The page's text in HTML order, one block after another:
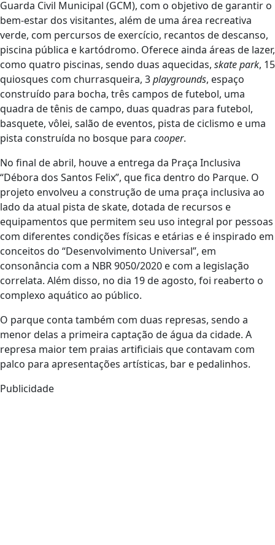
Guarda Civil Municipal (GCM), com o objetivo de garantir o
bem-estar dos visitantes, além de uma área recreativa
verde, com percursos de exercício, recantos de descanso,
piscina pública e kartódromo. Oferece ainda áreas de lazer,
como quatro piscinas, sendo duas aquecidas, skate park, 15
quiosques com churrasqueira, 3playgrounds, espaço
construído para bocha, três campos de futebol, uma
quadra de tênis de campo, duas quadras para futebol,
basquete, vôlei, salão de eventos, pista de ciclismo e uma
pista construída no bosque para cooper.
No final de abril, houve a entrega da Praça Inclusiva
“Débora dos Santos Felix”, que fica dentro do Parque. O
projeto envolveu a construção de uma praça inclusiva ao
lado da atual pista de skate, dotada de recursos e
equipamentos que permitem seu uso integral por pessoas
com diferentes condições físicas e etárias e é inspirado em
conceitos do “Desenvolvimento Universal”, em
consonância com a NBR 9050/2020 e com a legislação
correlata. Além disso, no dia 19 de agosto, foi reaberto o
complexo aquático ao público.
O parque conta também com duas represas, sendo a
menor delas a primeira captação de água da cidade. A
represa maior tem praias artificiais que contavam com
palco para apresentações artísticas, bar e pedalinhos.
Publicidade